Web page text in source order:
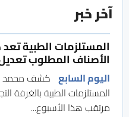
آخر خبر
المستلزمات الطبية
الأصناف المطلوب
اليوم السابع كشف محمد
المستلزمات الطبية بالغرفة
مرتقب هذا الأسبوع...